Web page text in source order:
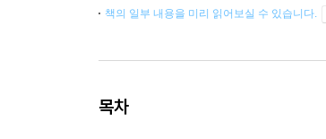
책의 일부 내용을 미리 읽어보실 수 있습니다.
목차